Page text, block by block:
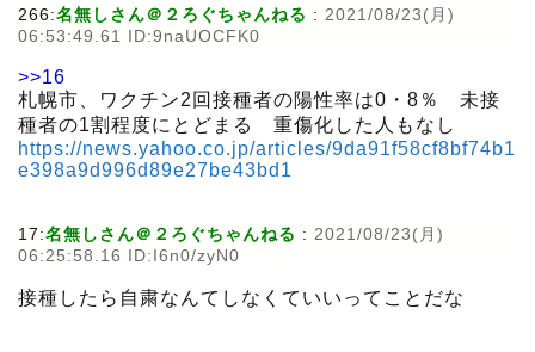
266:名無しさん＠２ろぐちゃんねる : 2021/08/23(月)
06:53:49.61 ID:9naUOCFK0
>>16
札幌市、ワクチン2回接種者の陽性率は0・8％ 未接
種者の1割程度にとどまる 重傷化した人もなし
https://news.yahoo.co.jp/articles/9da91f58cf8bf74b1
e398a9d996d89e27be43bd1
17:名無しさん＠２ろぐちゃんねる : 2021/08/23(月)
06:25:58.16 ID:I6n0/zyN0
接種したら自粛なんてしなくていいってことだな